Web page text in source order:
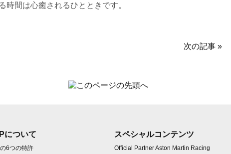
時間は心癒されるひとときです。
次の記事 »
について
6つの特許
スペシャルコンテンツ
Official Partner Aston Martin Racing